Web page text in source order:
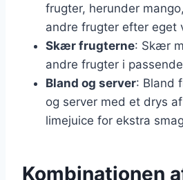
frugter, herunder
andre frugter efter eget
Skær frugterne: Skær
andre frugter i
Bland og server: Bland
og server med et drys
limejuice for ekstra
Kombinationen